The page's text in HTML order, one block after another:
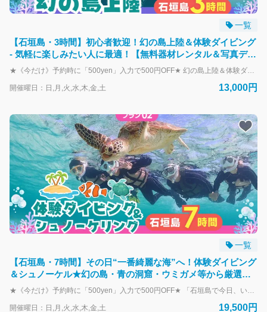
一覧
【石垣島・3時間】初心者歓迎！幻の島上陸＆体験ダイビング
- 気軽に楽しみたい人に最適！【無料器材レンタル＆写真デー
タ】d01
★《今だけ》予約時に「500yen」入力で500円OFF★ 幻の島上陸＆体験ダイビングを満喫！ 石垣島の人気2大スポットを半日で楽しめる、初心者歓迎の3時間プラン！ ＼おすすめポイント／ 【1】幻の島で360度の絶景体験！ 白砂のビーチに囲まれた「幻の島」へ上陸。 フリータイムでは写真撮影やのんびり散策も♪ 【2】初心者専門の体験ダイビング！ カラフルなサンゴや熱帯魚が広がる海で、専属ガイドが丁寧にサポート。 初めてのダイビングでも安心して楽しめます。 【3】写真・動画はすべて無料プレゼント！ スタッフがツアー中の様子を撮影！ 思い出をすぐにシェアできるよう、データは当日中にお渡し。 【4】機材レンタル＆送迎無料！ 必要な器材はすべて無料でご用意。 石垣市街地エリアは送迎対応で、レンタカーがなくても安心♪ 【5】午前・午後の2便開催で予定に合わせやすい！ 旅行中のスケジュールに合わせて選べる便利なプラン。 フライト前や観光の合間にもピッタリ！ 開催スケジュール（所要：約3時間） 午前便：8:30集合 ～ 11:30解散 午後便：12:30集合 ～ 15:30解散 ※海況や天候によりスケジュールが変更となる場合がございます。 ※帰港時間は当日のポイント移動などで前後刷る場合がございます。 コース参加にあたってのご注意 ※当日の海況や予約状況により、安全でスムーズなご案内のため、提携ツアー会社と連携して催行する場合がございます。 ＼幻の島＆シュノーケリングプランは7300円！／ https://book.isigakijima-diving.com/top/products/7c5e999b-4dca-5e0d-bfd0-4286c117925d?lng=ja-JP ＼ウミガメにも会いたい！って人は1日がオススメ！／ https://book.isigakijima-diving.com/top/products/b1d96a94-50fc-56ac-9104-921d2f62560c?lng=ja-JP
開催曜日：日,月,火,水,木,金,土 13,000円
一覧
【石垣島・7時間】その日“一番綺麗な海”へ！体験ダイビング
＆シュノーケル★幻の島・青の洞窟・ウミガメ等から厳選
_d02
★《今だけ》予約時に「500yen」入力で500円OFF★ 「石垣島で今日、いちばん美しい場所」へエスコート。 幻の島・青の洞窟・ウミガメ・手付かずのサンゴ礁の中から、 当日のコンディションが最高のポイントだけをめぐる海遊び満喫プランです。 ＼こんな方におすすめ！／ ① 石垣島で何をするかまだ決めていない ② 幻の島、青の洞窟、ウミガメ…行きたい場所が多くて絞れない！ ③ 一番コンディションが良い「大当たりの海」で遊びたい ④ 初めてのダイビング、ちょっと不安…でも挑戦してみたい！ 海の表情は、風向きや潮の満ち引きで毎日変わります。 「昨日綺麗だった場所が、今日も綺麗とは限らない」。 だからこそ、あえてコースを固定せず、石垣島の海を熟知したベテランガイドが 【幻の島】【青の洞窟】【ウミガメ】【サンゴ礁】の中から、 その日もっとも輝いているスポットを厳選してご案内します。 「今日のベストポイント」だけをいいとこ取りする、最高満足度のお約束プランです。 ※最低限お楽しみいただける内容について 当ツアーでは、「体験ダイビング1回＋シュノーケリング1回」を基本構成とし、天候や海況に合わせて柔軟にコースを組み立てます。 当日のコンディションにより特定のリクエストには添えない場合もありますが、ダイビング＆シュノーケリング体験は必ず実施されますのでご安心ください。 【※アクティビティ実施ポイントに関する重要なお知らせ※】 ・体験ダイビングは、ボートから安全にエントリー可能なポイント（サンゴ礁やウミガメポイント等）で実施いたします。 ・当日のベストポイントとして「青の洞窟」へご案内する場合、洞窟周辺でのアクティビティはシュノーケリングおよび洞窟探検のみとなります（青の洞窟でのダイビングは行いません）。 ▶実施例（過去開催ツアーより） ・体験ダイビング ＆ ウミガメシュノーケリング ＆ サンゴ礁シュノーケリング ・体験ダイビング ＆ 青の洞窟探検・シュノーケリング ＋ 幻の島上陸 ・ウミガメダイビング ＋ サンゴ礁エリアシュノーケリング ＋ 幻の島上陸 季節や海況に合わせて、最適なパターンをご案内しております。 ▶2本目のダイビングにも対応（＋4,000円） 「もっと潜りたい！」という方には、シュノーケリングを体験ダイビングに変更可能（合計2本）なオプションもご用意しています（事前申込制）。 ?開催スケジュール（所要：約7時間） 8:30集合 ～ 15:30頃解散 ※天候や海況によってスケジュールや訪問先は変更になる場合があります。 ※当日の海況や予約状況により、安全でスムーズなご案内のため、同等のサービス基準を満たす提携ショップと共同開催する場合がございます。 ＼幻の島＆体験ダイビングプランは9500円！／ https://book.isigakijima-diving.com/top/products/6e13a86c-ebb3-57e0-9a6b-b7a965eca808?lng=ja-JP ＼幻の島を外せば少しお得に！／ https://book.isigakijima-diving.com/top/products/5fd406cc-5524-5318-94ec-d649ea6df344?lng=ja-JP
開催曜日：日,月,火,水,木,金,土 19,500円